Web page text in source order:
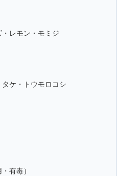
・レモン・モミジ
ケ・トウモロコシ
有毒）